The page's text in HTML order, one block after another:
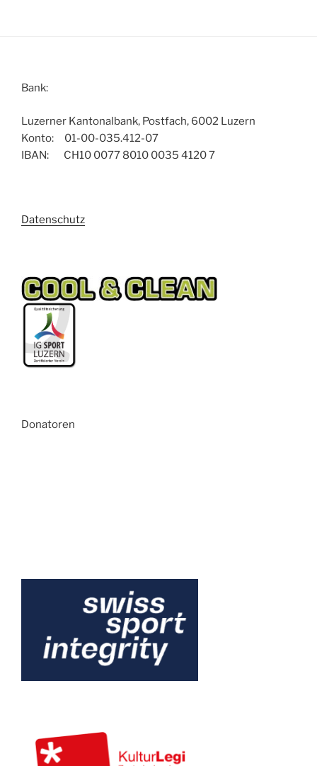
Bank:
Luzerner Kantonalbank, Postfach, 6002 Luzern
Konto: 01-00-035.412-07
IBAN: CH10 0077 8010 0035 4120 7
Datenschutz
Donatoren